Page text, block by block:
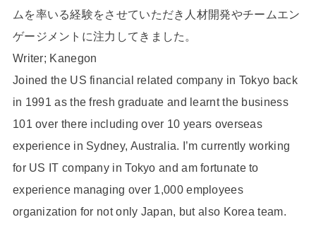
ムを率いる経験をさせていただき人材開発やチームエン
ゲージメントに注力してきました。
Writer; Kanegon
Joined the US financial related company in Tokyo back
in 1991 as the fresh graduate and learnt the business
101 over there including over 10 years overseas
experience in Sydney, Australia. I’m currently working
for US IT company in Tokyo and am fortunate to
experience managing over 1,000 employees
organization for not only Japan, but also Korea team.